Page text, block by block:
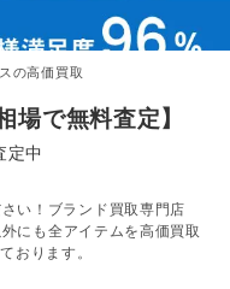
の高価買取
場で無料査定】
定中
い！ブランド買取専門店
にも全アイテムを高価買取
おります。